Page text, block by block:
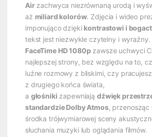
Airzachwyca niezrównaną urodą i
aż miliard kolorów. Zdjęcia i wideo
imponująco dzięki kontrastowi i
tekst jest niezwykle czytelny i wyraźny.
FaceTime HD 1080pzawsze uchwyci
najlepszej strony, bez względu na to,
luźne rozmowy z bliskimi, czy pracujesz
z drugiego końca świata,
a głośniki zapewniają dźwięk
standardzie Dolby Atmos, przenosząc
środka trójwymiarowej sceny
słuchania muzyki lub oglądania filmów.